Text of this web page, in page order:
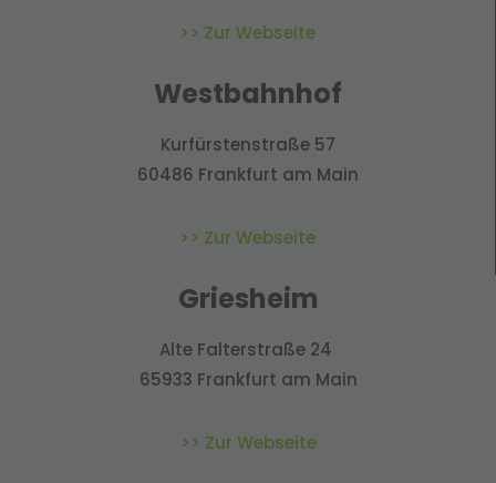
>> Zur Webseite
Westbahnhof
Kurfürstenstraße 57
60486 Frankfurt am Main
>> Zur Webseite
Griesheim
Alte Falterstraße 24
65933 Frankfurt am Main
>> Zur Webseite